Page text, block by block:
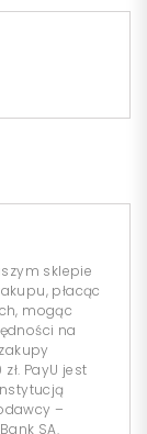
sklepie
płacąc
mogąc
na
PayU jest
–
SA.